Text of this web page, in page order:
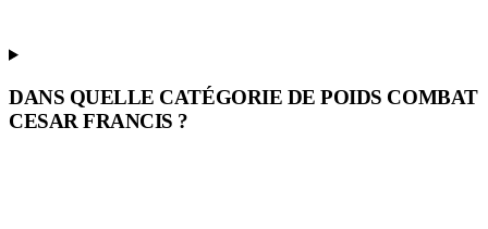
DANS QUELLE CATÉGORIE DE POIDS COMBAT
CESAR FRANCIS ?